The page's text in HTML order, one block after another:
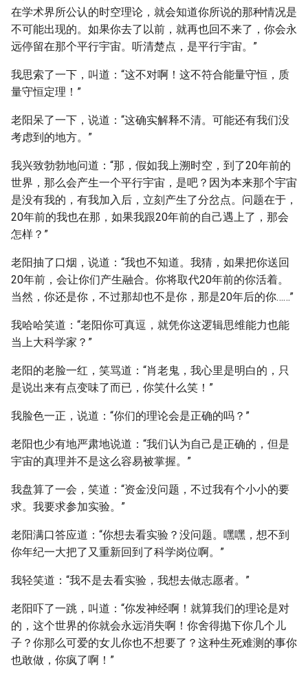
在学术界所公认的时空理论，就会知道你所说的那种情况是
不可能出现的。如果你去了以前，就再也回不来了，你会永
远停留在那个平行宇宙。听清楚点，是平行宇宙。”
我思索了一下，叫道：“这不对啊！这不符合能量守恒，质
量守恒定理！”
老阳呆了一下，说道：“这确实解释不清。可能还有我们没
考虑到的地方。”
我兴致勃勃地问道：“那，假如我上溯时空，到了20年前的
世界，那么会产生一个平行宇宙，是吧？因为本来那个宇宙
是没有我的，有我加入后，立刻产生了分岔点。问题在于，
20年前的我也在那，如果我跟20年前的自己遇上了，那会
怎样？”
老阳抽了口烟，说道：“我也不知道。我猜，如果把你送回
20年前，会让你们产生融合。你将取代20年前的你活着。
当然，你还是你，不过那却也不是你，那是20年后的你……”
我哈哈笑道：“老阳你可真逗，就凭你这逻辑思维能力也能
当上大科学家？”
老阳的老脸一红，笑骂道：“肖老鬼，我心里是明白的，只
是说出来有点变味了而已，你笑什么笑！”
我脸色一正，说道：“你们的理论会是正确的吗？”
老阳也少有地严肃地说道：“我们认为自己是正确的，但是
宇宙的真理并不是这么容易被掌握。”
我盘算了一会，笑道：“资金没问题，不过我有个小小的要
求。我要求参加实验。”
老阳满口答应道：“你想去看实验？没问题。嘿嘿，想不到
你年纪一大把了又重新回到了科学岗位啊。”
我轻笑道：“我不是去看实验，我想去做志愿者。”
老阳吓了一跳，叫道：“你发神经啊！就算我们的理论是对
的，这个世界的你就会永远消失啊！你舍得抛下你几个儿
子？你那么可爱的女儿你也不想要了？这种生死难测的事你
也敢做，你疯了啊！”